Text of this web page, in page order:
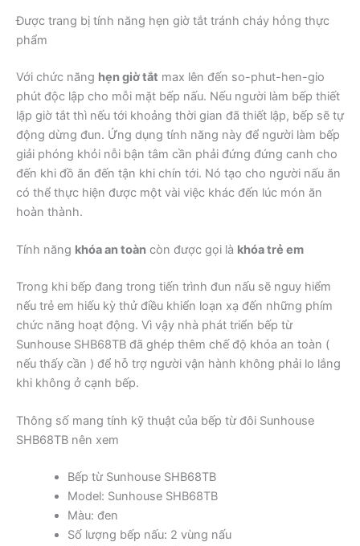
Được trang bị tính năng hẹn giờ tắt tránh cháy hỏng thực
phẩm
Với chức năng hẹn giờ tắt max lên đến so-phut-hen-gio
phút độc lập cho mỗi mặt bếp nấu. Nếu người làm bếp thiết
lập giờ tắt thì nếu tới khoảng thời gian đã thiết lập, bếp sẽ tự
động dừng đun. Ứng dụng tính năng này để người làm bếp
giải phóng khỏi nỗi bận tâm cần phải đứng đứng canh cho
đến khi đồ ăn đến tận khi chín tới. Nó tạo cho người nấu ăn
có thể thực hiện được một vài việc khác đến lúc món ăn
hoàn thành.
Tính năng khóa an toàn còn được gọi là khóa trẻ em
Trong khi bếp đang trong tiến trình đun nấu sẽ nguy hiểm
nếu trẻ em hiếu kỳ thử điều khiển loạn xạ đến những phím
chức năng hoạt động. Vì vậy nhà phát triển bếp từ
Sunhouse SHB68TB đã ghép thêm chế độ khóa an toàn (
nếu thấy cần ) để hỗ trợ người vận hành không phải lo lắng
khi không ở cạnh bếp.
Thông số mang tính kỹ thuật của bếp từ đôi Sunhouse
SHB68TB nên xem
Bếp từ Sunhouse SHB68TB
Model: Sunhouse SHB68TB
Màu: đen
Số lượng bếp nấu: 2 vùng nấu